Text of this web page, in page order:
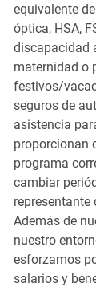
equivalente
óptica, HSA,
discapacidad
maternidad o
festivos/
seguros de
asistencia
proporcionan
programa
cambiar
Además de
nuestro
esforzamos
salarios y